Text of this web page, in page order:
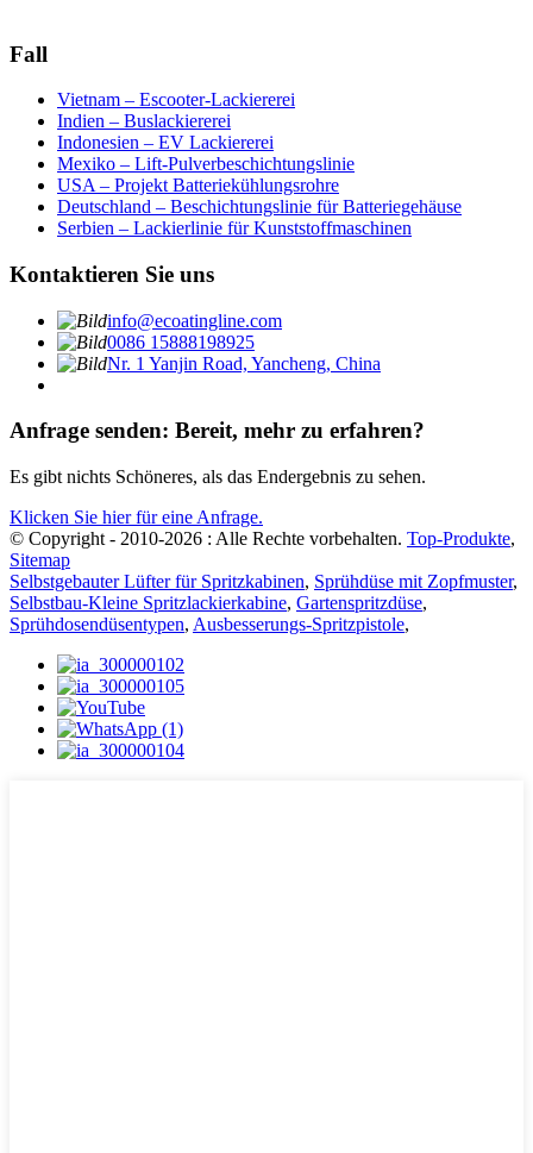
Fall
Vietnam – Escooter-Lackiererei
Indien – Buslackiererei
Indonesien – EV Lackiererei
Mexiko – Lift-Pulverbeschichtungslinie
USA – Projekt Batteriekühlungsrohre
Deutschland – Beschichtungslinie für Batteriegehäuse
Serbien – Lackierlinie für Kunststoffmaschinen
Kontaktieren Sie uns
info@ecoatingline.com
0086 15888198925
Nr. 1 Yanjin Road, Yancheng, China
Anfrage senden: Bereit, mehr zu erfahren?
Es gibt nichts Schöneres, als das Endergebnis zu sehen.
Klicken Sie hier für eine Anfrage.
© Copyright - 2010-2026 : Alle Rechte vorbehalten. Top-Produkte,
Sitemap
Selbstgebauter Lüfter für Spritzkabinen, Sprühdüse mit Zopfmuster,
Selbstbau-Kleine Spritzlackierkabine, Gartenspritzdüse,
Sprühdosendüsentypen, Ausbesserungs-Spritzpistole,